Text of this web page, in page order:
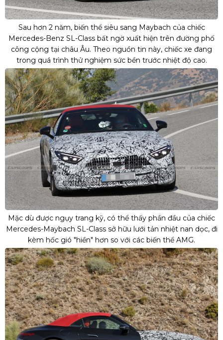
Sau hơn 2 năm, biến thể siêu sang Maybach của chiếc
Mercedes-Benz SL-Class bất ngờ xuất hiện trên đường phố
công cộng tại châu Âu. Theo nguồn tin này, chiếc xe đang
trong quá trình thử nghiệm sức bền trước nhiệt độ cao.
Mặc dù được ngụy trang kỹ, có thể thấy phần đầu của chiếc
Mercedes-Maybach SL-Class sở hữu lưới tản nhiệt nan dọc, đi
kèm hốc gió "hiền" hơn so với các biến thể AMG.